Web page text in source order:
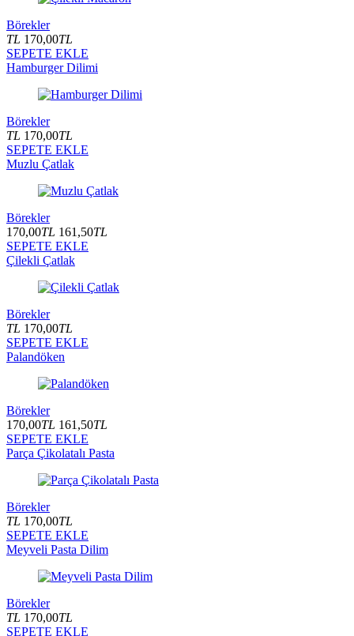
Börekler
TL 170,00TL
SEPETE EKLE
Hamburger Dilimi
Börekler
TL 170,00TL
SEPETE EKLE
Muzlu Çatlak
Börekler
170,00TL 161,50TL
SEPETE EKLE
Çilekli Çatlak
Börekler
TL 170,00TL
SEPETE EKLE
Palandöken
Börekler
170,00TL 161,50TL
SEPETE EKLE
Parça Çikolatalı Pasta
Börekler
TL 170,00TL
SEPETE EKLE
Meyveli Pasta Dilim
Börekler
TL 170,00TL
SEPETE EKLE